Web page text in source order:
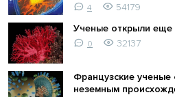
4
54179
Ученые открыли
0 32137
Французские ученые
неземным